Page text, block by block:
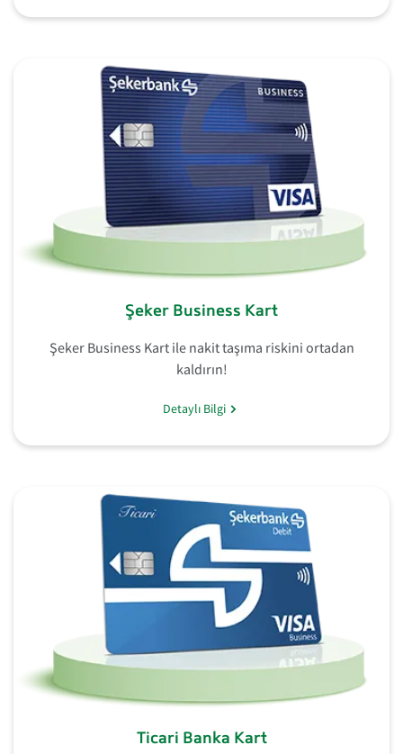
Şeker Business Kart
Şeker Business Kart ile nakit taşıma riskini ortadan
kaldırın!
Detaylı Bilgi
Ticari Banka Kart